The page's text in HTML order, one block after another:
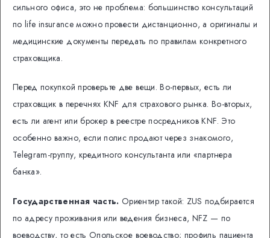
сильного офиса, это не проблема: большинство консультаций
по life insurance можно провести дистанционно, а оригиналы и
медицинские документы передать по правилам конкретного
страховщика.
Перед покупкой проверьте две вещи. Во-первых, есть ли
страховщик в перечнях KNF для страхового рынка. Во-вторых,
есть ли агент или брокер в реестре посредников KNF. Это
особенно важно, если полис продают через знакомого,
Telegram-группу, кредитного консультанта или «партнера
банка».
Государственная часть. Ориентир такой: ZUS подбирается
по адресу проживания или ведения бизнеса, NFZ — по
воеводству, то есть Опольское воеводство; профиль пациента